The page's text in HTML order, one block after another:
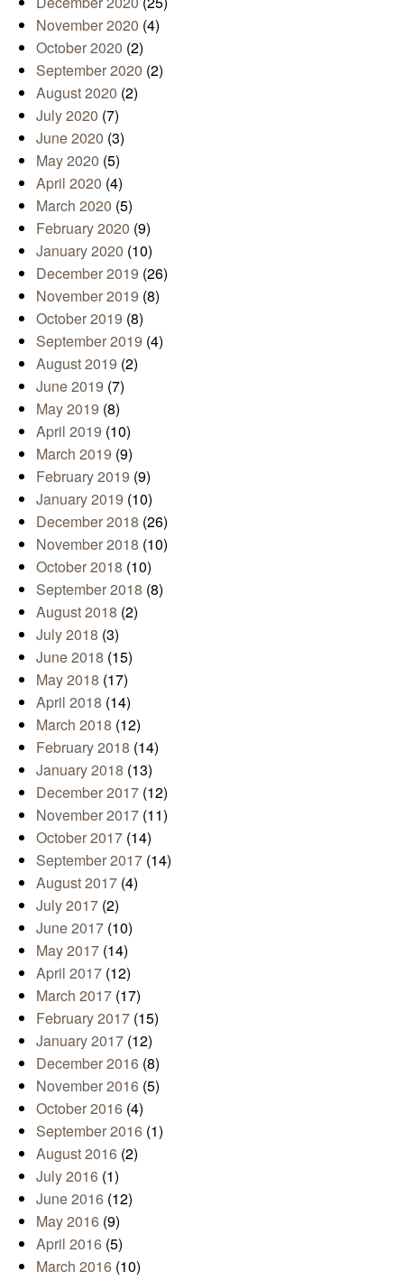
November 2020 (4)
October 2020 (2)
September 2020 (2)
August 2020 (2)
July 2020 (7)
June 2020 (3)
May 2020 (5)
April 2020 (4)
March 2020 (5)
February 2020 (9)
January 2020 (10)
December 2019 (26)
November 2019 (8)
October 2019 (8)
September 2019 (4)
August 2019 (2)
June 2019 (7)
May 2019 (8)
April 2019 (10)
March 2019 (9)
February 2019 (9)
January 2019 (10)
December 2018 (26)
November 2018 (10)
October 2018 (10)
September 2018 (8)
August 2018 (2)
July 2018 (3)
June 2018 (15)
May 2018 (17)
April 2018 (14)
March 2018 (12)
February 2018 (14)
January 2018 (13)
December 2017 (12)
November 2017 (11)
October 2017 (14)
September 2017 (14)
August 2017 (4)
July 2017 (2)
June 2017 (10)
May 2017 (14)
April 2017 (12)
March 2017 (17)
February 2017 (15)
January 2017 (12)
December 2016 (8)
November 2016 (5)
October 2016 (4)
September 2016 (1)
August 2016 (2)
July 2016 (1)
June 2016 (12)
May 2016 (9)
April 2016 (5)
March 2016 (10)